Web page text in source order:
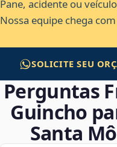
Pane, acidente ou
Nossa equipe chega
SOLICITE SEU
Perguntas
Guincho
Santa